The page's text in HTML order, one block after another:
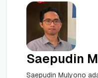
Saepudin
Saepudin Mulyono